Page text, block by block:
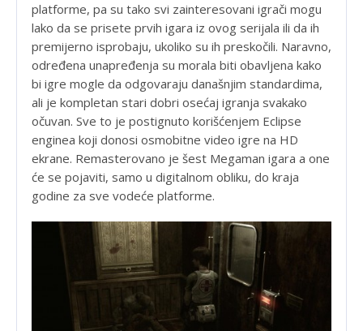
platforme, pa su tako svi zainteresovani igrači mogu
lako da se prisete prvih igara iz ovog serijala ili da ih
premijerno isprobaju, ukoliko su ih preskočili. Naravno,
određena unapređenja su morala biti obavljena kako
bi igre mogle da odgovaraju današnjim standardima,
ali je kompletan stari dobri osećaj igranja svakako
očuvan. Sve to je postignuto korišćenjem Eclipse
enginea koji donosi osmobitne video igre na HD
ekrane. Remasterovano je šest Megaman igara a one
će se pojaviti, samo u digitalnom obliku, do kraja
godine za sve vodeće platforme.